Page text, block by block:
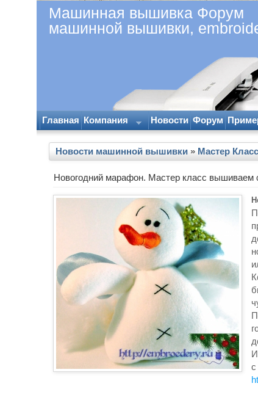
Машинная вышивка Форум
машинной вышивки,
Главная Компания Новости Форум
Новости машинной вышивки» Мастер Класс
Новогодний марафон. Мастер класс вышиваем